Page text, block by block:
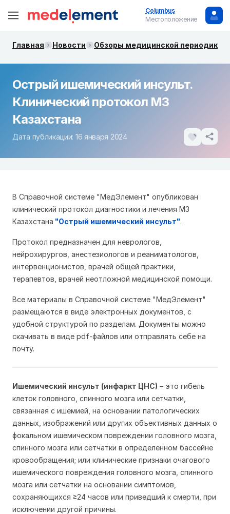
Columbus
Местоположение
Главная Новости Обзоры медицинской периодики.
Острый ишемический инсульт.
Клинический протокол МЗ
Казахстана
Дата публикации: 16 января 2024
В Справочной системе "МедЭлемент" опубликован
клинический протокол диагностики и лечения МЗ
Казахстана "Острый ишемический инсульт".
Протокол предназначен для неврологов,
нейрохирургов, анестезиологов и реаниматологов,
интервенционистов, врачей общей практики,
терапевтов, врачей неотложной медицинской помощи.
Все материалы в Справочной системе "МедЭлемент"
размещаются в виде электронных документов, с
удобной структурой по разделам. Документы можно
скачивать в виде pdf-файлов или отправлять себе на
почту.
Ишемический инсульт (инфаркт ЦНС) – это гибель
клеток головного, спинного мозга или сетчатки,
связанная с ишемией, на основании патологических
данных, изображений или других объективных данных о
фокальном ишемическом повреждении головного мозга,
спинного мозга или сетчатки в определенном бассейне
кровообращения; или клинические признаки очагового
ишемического повреждения головного мозга, спинного
мозга или сетчатки на основании симптомов,
сохраняющихся ≥24 часов или приведший к смерти, при
исключении другой причины.